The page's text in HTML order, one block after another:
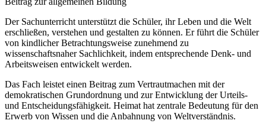
Der Sachunterricht unterstützt die Schüler, ihr Leben und die Welt
erschließen, verstehen und gestalten zu können. Er führt die Schüler
von kindlicher Betrachtungsweise zunehmend zu
wissenschaftsnaher Sachlichkeit, indem entsprechende Denk- und
Arbeitsweisen entwickelt werden.
Das Fach leistet einen Beitrag zum Vertrautmachen mit der
demokratischen Grundordnung und zur Entwicklung der Urteils-
und Entscheidungsfähigkeit. Heimat hat zentrale Bedeutung für den
Erwerb von Wissen und die Anbahnung von Weltverständnis.